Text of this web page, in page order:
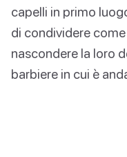
capelli in primo
di condividere
nascondere la loro
barbiere in cui è